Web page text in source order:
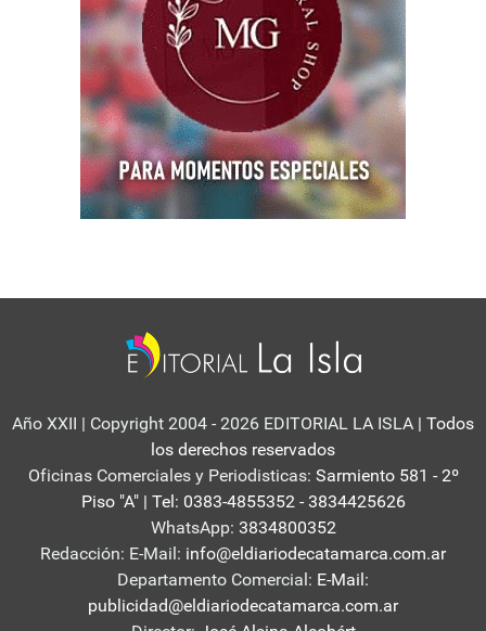
Año XXII | Copyright 2004 - 2026 EDITORIAL LA ISLA | Todos
los derechos reservados
Oficinas Comerciales y Periodisticas: Sarmiento 581 - 2º
Piso "A" | Tel: 0383-4855352 - 3834425626
WhatsApp: 3834800352
Redacción: E-Mail: info@eldiariodecatamarca.com.ar
Departamento Comercial: E-Mail:
publicidad@eldiariodecatamarca.com.ar